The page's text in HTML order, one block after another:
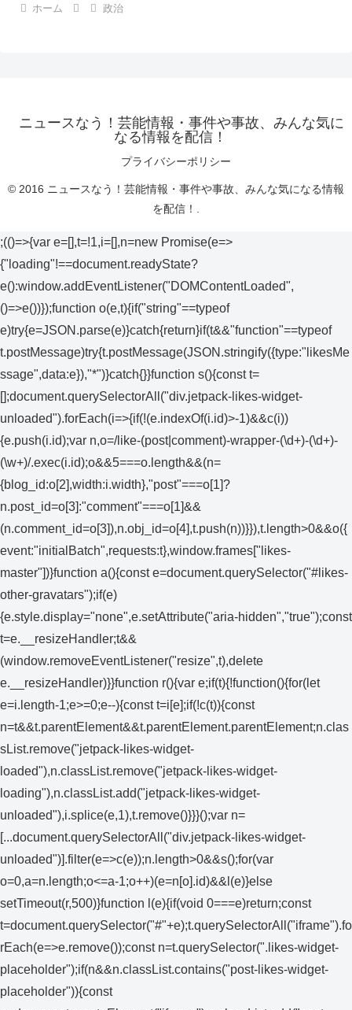
ホーム 政治
ニュースなう！芸能情報・事件や事故、みんな気に
なる情報を配信！
プライバシーポリシー
© 2016 ニュースなう！芸能情報・事件や事故、みんな気になる情報
を配信！.
;(()=>{var e=[],t=!1,i=[],n=new Promise(e=>
{"loading"!==document.readyState?
e():window.addEventListener("DOMContentLoaded",
()=>e())});function o(e,t){if("string"==typeof
e)try{e=JSON.parse(e)}catch{return}if(t&&"function"==typeof
t.postMessage)try{t.postMessage(JSON.stringify({type:"likesMe
ssage",data:e}),"*")}catch{}}function s(){const t=
[];document.querySelectorAll("div.jetpack-likes-widget-
unloaded").forEach(i=>{if(!(e.indexOf(i.id)>-1)&&c(i))
{e.push(i.id);var n,o=/like-(post|comment)-wrapper-(\d+)-(\d+)-
(\w+)/.exec(i.id);o&&5===o.length&&(n=
{blog_id:o[2],width:i.width},"post"===o[1]?
n.post_id=o[3]:"comment"===o[1]&&
(n.comment_id=o[3]),n.obj_id=o[4],t.push(n))}}),t.length>0&&o({
event:"initialBatch",requests:t},window.frames["likes-
master"])}function a(){const e=document.querySelector("#likes-
other-gravatars");if(e)
{e.style.display="none",e.setAttribute("aria-hidden","true");const
t=e.__resizeHandler;t&&
(window.removeEventListener("resize",t),delete
e.__resizeHandler)}}function r(){var e;if(t){!function(){for(let
e=i.length-1;e>=0;e--){const t=i[e];if(!c(t)){const
n=t&&t.parentElement&&t.parentElement.parentElement;n.clas
sList.remove("jetpack-likes-widget-
loaded"),n.classList.remove("jetpack-likes-widget-
loading"),n.classList.add("jetpack-likes-widget-
unloaded"),i.splice(e,1),t.remove()}}}();var n=
[...document.querySelectorAll("div.jetpack-likes-widget-
unloaded")].filter(e=>c(e));n.length>0&&s();for(var
o=0,a=n.length;o<=a-1;o++)(e=n[o].id)&&l(e)}else
setTimeout(r,500)}function l(e){if(void 0===e)return;const
t=document.querySelector("#"+e);t.querySelectorAll("iframe").fo
rEach(e=>e.remove());const n=t.querySelector(".likes-widget-
placeholder");if(n&&n.classList.contains("post-likes-widget-
placeholder")){const